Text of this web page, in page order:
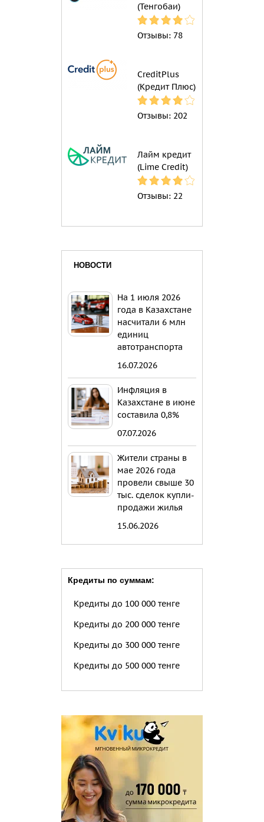
(Тенгобаи)
Отзывы: 78
CreditPlus
(Кредит Плюс)
Отзывы: 202
Лайм кредит
(Lime Credit)
Отзывы: 22
НОВОСТИ
На 1 июля 2026
года в Казахстане
насчитали 6 млн
единиц
автотранспорта
16.07.2026
Инфляция в
Казахстане в июне
составила 0,8%
07.07.2026
Жители страны в
мае 2026 года
провели свыше 30
тыс. сделок купли-
продажи жилья
15.06.2026
Кредиты по суммам:
Кредиты до 100 000 тенге
Кредиты до 200 000 тенге
Кредиты до 300 000 тенге
Кредиты до 500 000 тенге